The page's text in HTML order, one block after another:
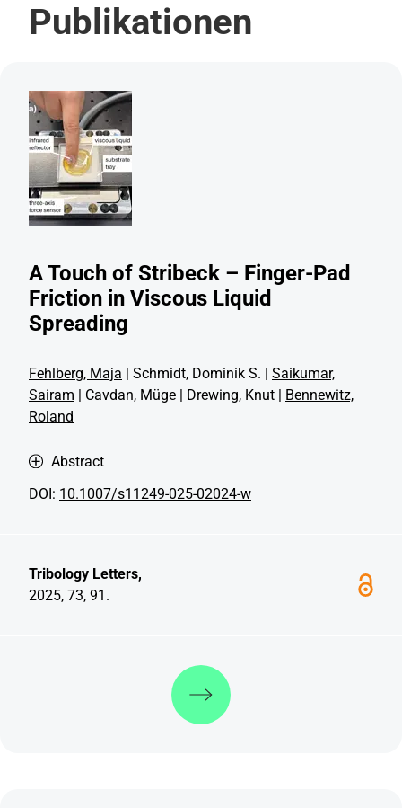
Publikationen
A Touch of Stribeck – Finger-Pad
Friction in Viscous Liquid
Spreading
Fehlberg, Maja | Schmidt, Dominik S. | Saikumar,
Sairam | Cavdan, Müge | Drewing, Knut |
Bennewitz,
Roland
Abstract
DOI: 10.1007/s11249-025-02024-w
Tribology Letters,
2025, 73, 91.
Weiterlesen